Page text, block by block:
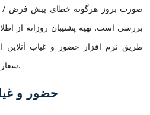
صورت بروز هرگونه خطای پیش فرض /
بررسی است. تهیه پشتیبان روزانه از
طریق نرم افزار حضور و غیاب
سفارشی از سیستم تولید و چاپ شود.
حضور و